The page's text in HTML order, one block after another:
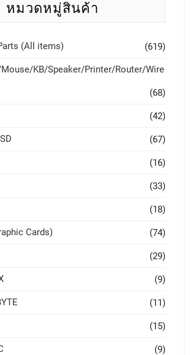
หมวดหมู่สินค้า
(All items) (619)
KB/Speaker/Printer/Router/Wire
(68)
(42)
(67)
(16)
(33)
(18)
Cards) (74)
(29)
(9)
(11)
(15)
(9)